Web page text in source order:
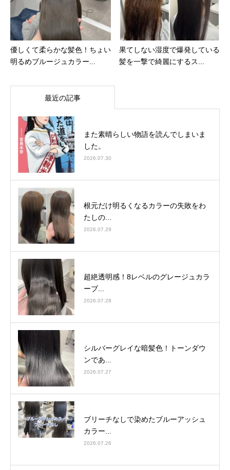
優しくて柔らかな髪色！ちょい
明るめブルージュカラー...
果てしない湿度で爆発している
髪を一撃で綺麗にするス...
最近の記事
また素晴らしい物語を読んでしまいま
した。
2026.07.30
根元だけ明るくなるカラーの失敗をわ
たしの...
2026.07.29
超絶透明感！8レベルのグレージュカラ
ーブ...
2026.07.28
シルバーグレイな暗髪色！トーンダウ
ンであ...
2026.07.27
ブリーチなしで染めたブルーアッシュ
カラー...
2026.07.26